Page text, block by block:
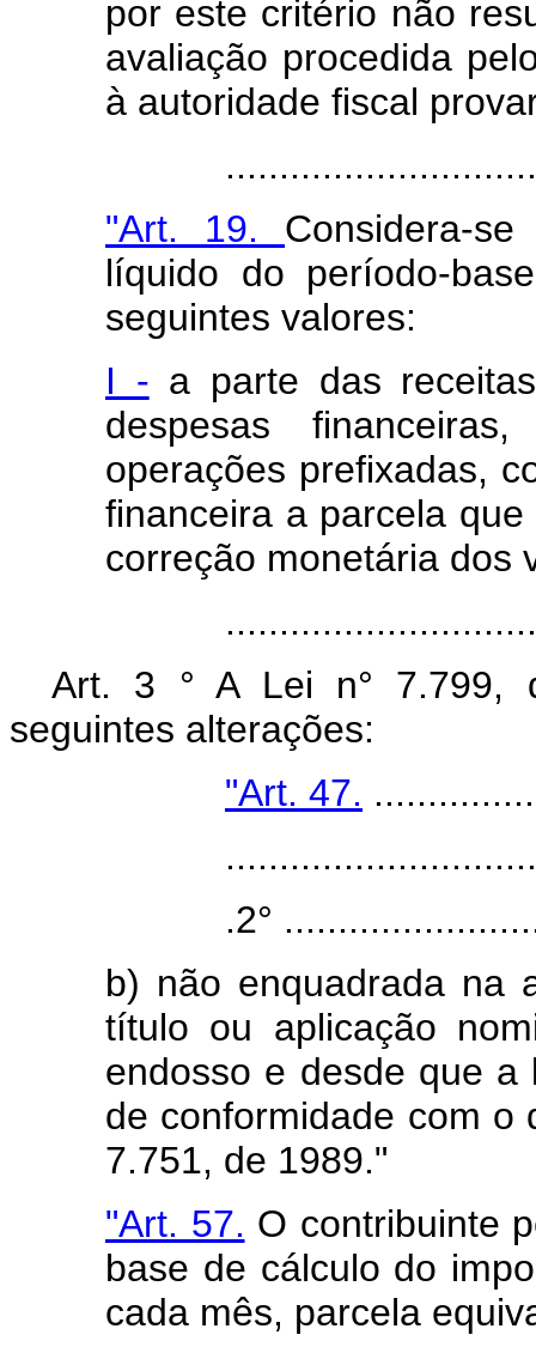
por este critério não
avaliação procedida
à autoridade fiscal
"Art. 19. Considera-
líquido do período-
seguintes valores:
I - a parte das
despesas
operações prefixadas,
financeira a parcela
correção monetária dos
Art. 3 ° A Lei n° 7.799,
seguintes alterações:
"Art. 47.
.2°
b) não enquadrada na
título ou aplicação
endosso e desde que a
de conformidade com o
7.751, de 1989."
"Art. 57. O contribuinte
base de cálculo do
cada mês, parcela